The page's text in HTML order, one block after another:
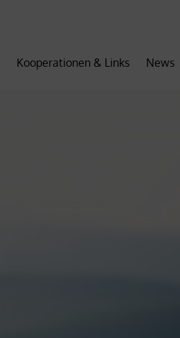
Kooperationen & Links News